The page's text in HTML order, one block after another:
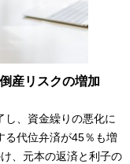
産リスクの増加
し、資金繰りの悪化に
る代位弁済が45％も増
、元本の返済と利子の